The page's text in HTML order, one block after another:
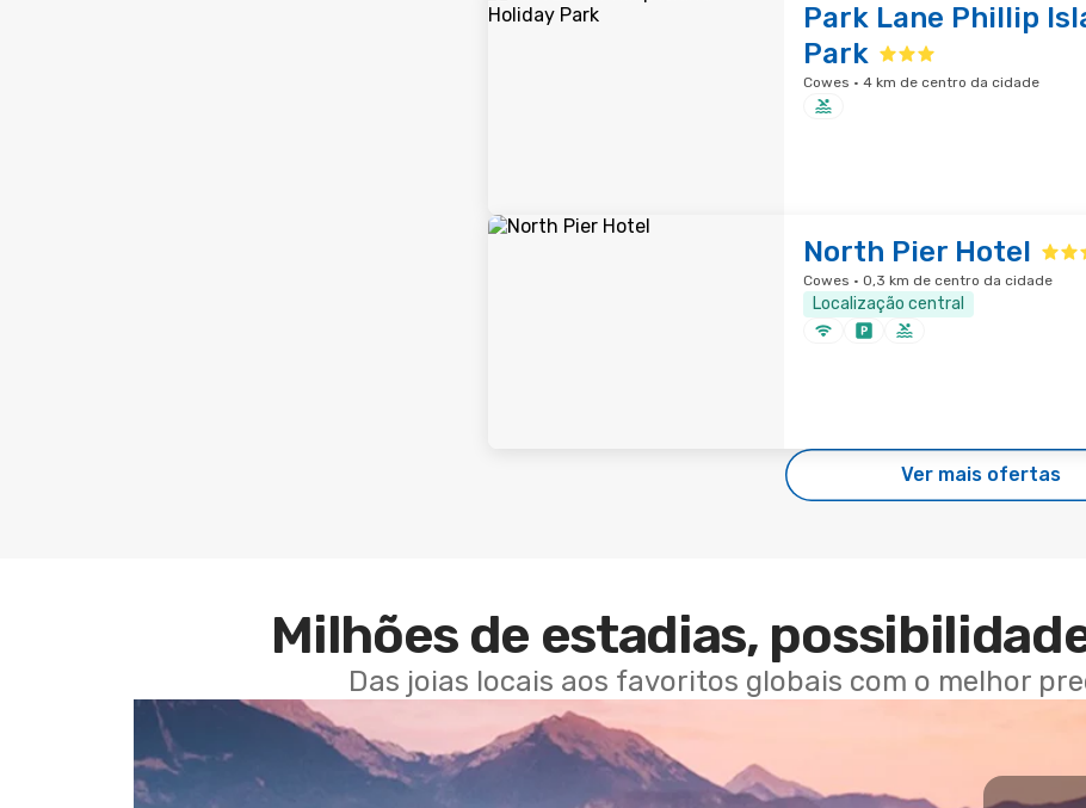
Park Lane Phillip
Park
Cowes · 4 km de centro da cidade
North Pier Hotel
Cowes · 0,3 km de centro da cidade
Localização central
Ver mais ofertas
Milhões de estadias,
Das joias locais aos favoritos globais com o melhor